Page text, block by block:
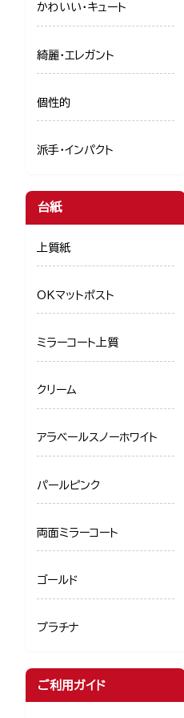
かわいい・キュート
綺麗・エレガント
個性的
派手・インパクト
台紙
上質紙
OKマットポスト
ミラーコート上質
クリーム
アラベールスノーホワイト
パールピンク
両面ミラーコート
ゴールド
プラチナ
ご利用ガイド